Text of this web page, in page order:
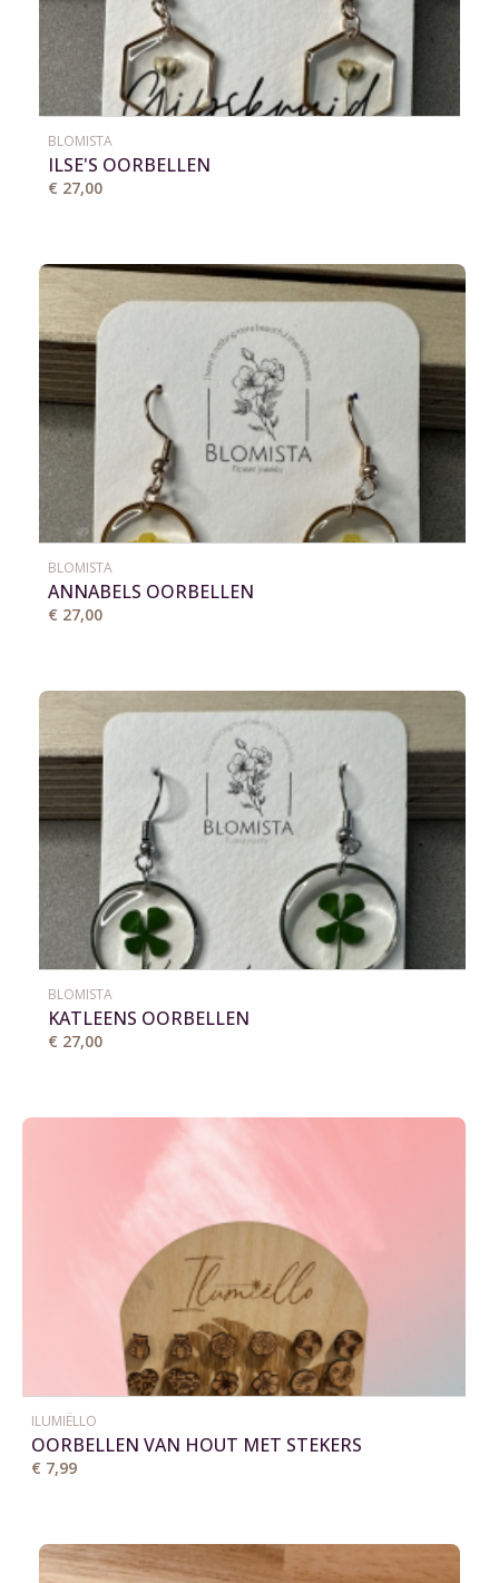
BLOMISTA
ILSE'S OORBELLEN
€ 27,00
BLOMISTA
ANNABELS OORBELLEN
€ 27,00
BLOMISTA
KATLEENS OORBELLEN
€ 27,00
ILUMIËLLO
OORBELLEN VAN HOUT MET STEKERS
€ 7,99